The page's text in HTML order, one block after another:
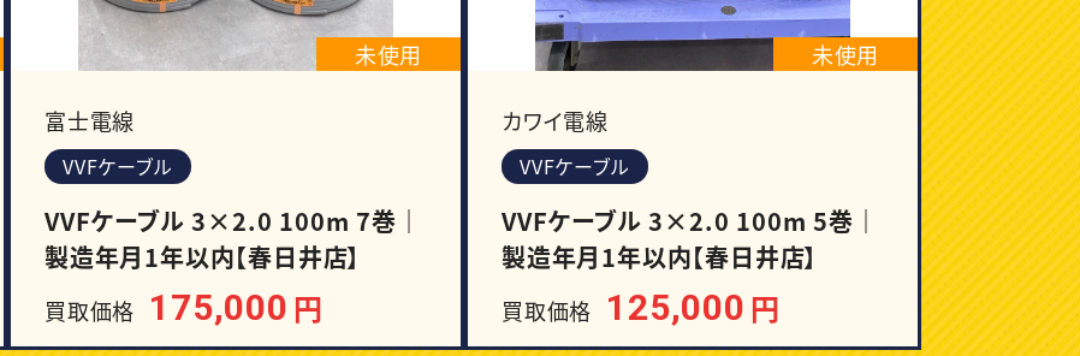
未使用
富士電線
VVFケーブル
VVFケーブル 3×2.0 100m 7巻｜
製造年月1年以内【春日井店】
買取価格 175,000 円
未使用
カワイ電線
VVFケーブル
VVFケーブル 3×2.0 100m 5巻｜
製造年月1年以内【春日井店】
買取価格 125,000 円